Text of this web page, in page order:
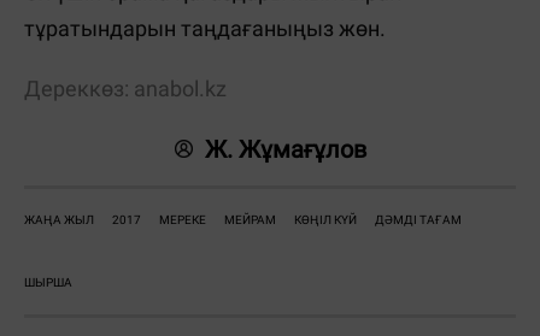
тұратындарын таңдағаныңыз жөн.
Дереккөз: anabol.kz
Ж. Жұмағұлов
ЖАҢА ЖЫЛ 2017 МЕРЕКЕ МЕЙРАМ КӨҢІЛ КҮЙ ДӘМДІ ТАҒАМ
ШЫРША